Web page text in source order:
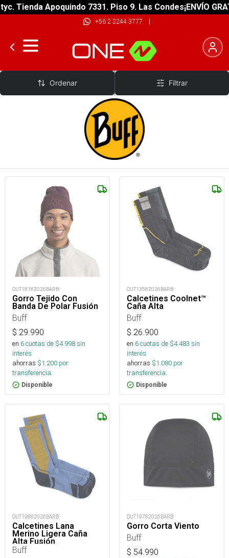
Apoquindo 7331. Piso 9. Las Condes¡ENVÍO
+56 2 2244 3777 |
Buff
Ordenar Filtrar
OUT18182026BARB
Gorro Tejido Con
Banda De Polar Fusión
Buff
$ 29.990
en 6cuotas de $4.998sin
interés
ahorras $1.200 por
transferencia.
Disponible
OUT13582026BARB
Calcetines Coolnet™
Caña Alta
Buff
$ 26.900
en 6cuotas de $4.483 sin
interés
ahorras $1.080 por
transferencia.
Disponible
OUT19882026BARB
Calcetines Lana
Merino Ligera Caña
Alta Fusión
Buff
OUT19782026BARB
Gorro Corta Viento
Buff
$ 54.990